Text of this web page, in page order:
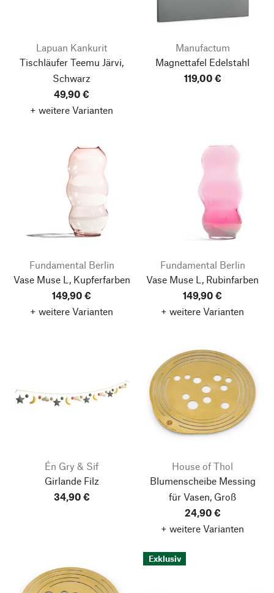
Lapuan Kankurit
Tischläufer Teemu Järvi,
Schwarz
49,90 €
+ weitere Varianten
Manufactum
Magnettafel Edelstahl
119,00 €
Fundamental Berlin
Vase Muse L, Kupferfarben
149,90 €
+ weitere Varianten
Fundamental Berlin
Vase Muse L, Rubinfarben
149,90 €
+ weitere Varianten
Én Gry & Sif
Girlande Filz
34,90 €
House of Thol
Blumenscheibe Messing
für Vasen, Groß
24,90 €
+ weitere Varianten
Exklusiv